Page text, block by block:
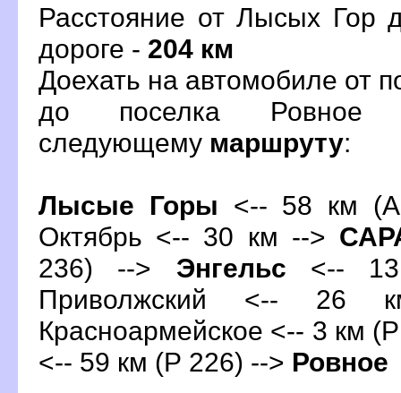
Расстояние от Лысых Гор
дороге - 204 км
Доехать на автомобиле от
до поселка Ровное
следующему маршруту:
Лысые Горы <-- 58 км
Октябрь <-- 30 км -->
236) --> Энгельс <--
Приволжский <--
Красноармейское <-- 3 км
<-- 59 км (Р 226) --> Ровное